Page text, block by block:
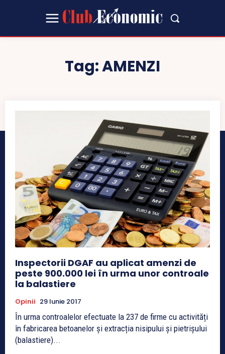
Tag:AMENZI
Inspectorii DGAF au aplicat amenzi de
peste 900.000 lei în urma unor controale
la balastiere
Opinii 29 Iunie 2017
În urma controalelor efectuate la 237 de firme cu activități
în fabricarea betoanelor și extracția nisipului și pietrișului
(balastiere)...